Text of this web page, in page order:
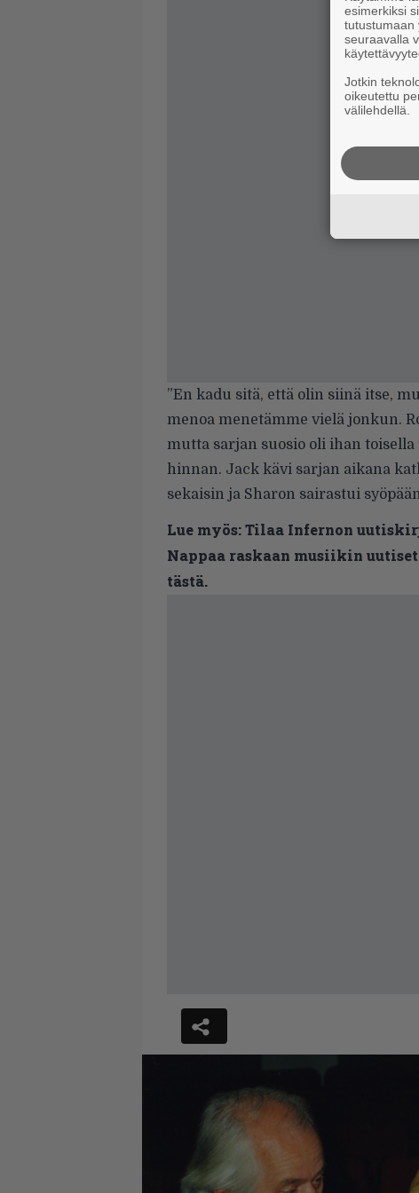
”En kadu sitä, että olin siinä itse,
menoa menetämme vielä jonkun.
mutta sarjan suosio oli ihan
hinnan. Jack kävi sarjan aikana
sekaisin ja Sharon sairastui
Lue myös:Tilaa Infernon
Nappaa raskaan musiikin
tästä.
esimerkiksi
tutustumaan
seuraavalla
Jotkin
oikeutettu
välilehdellä.